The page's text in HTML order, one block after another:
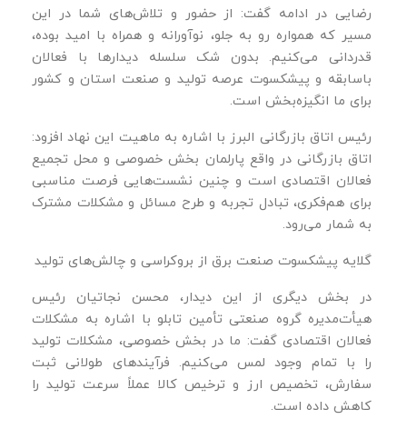
رضایی در ادامه گفت: از حضور و تلاش‌های شما در این
مسیر که همواره رو به جلو، نوآورانه و همراه با امید بوده،
قدردانی می‌کنیم. بدون شک سلسله دیدارها با فعالان
باسابقه و پیشکسوت عرصه تولید و صنعت استان و کشور
برای ما انگیزه‌بخش است.
رئیس اتاق بازرگانی البرز با اشاره به ماهیت این نهاد افزود:
اتاق بازرگانی در واقع پارلمان بخش خصوصی و محل تجمیع
فعالان اقتصادی است و چنین نشست‌هایی فرصت مناسبی
برای هم‌فکری، تبادل تجربه و طرح مسائل و مشکلات مشترک
به شمار می‌رود.
گلایه پیشکسوت صنعت برق از بروکراسی و چالش‌های تولید
در بخش دیگری از این دیدار، محسن نجاتیان رئیس
هیأت‌مدیره گروه صنعتی تأمین تابلو با اشاره به مشکلات
فعالان اقتصادی گفت: ما در بخش خصوصی، مشکلات تولید
را با تمام وجود لمس می‌کنیم. فرآیندهای طولانی ثبت
سفارش، تخصیص ارز و ترخیص کالا عملاً سرعت تولید را
کاهش داده است.